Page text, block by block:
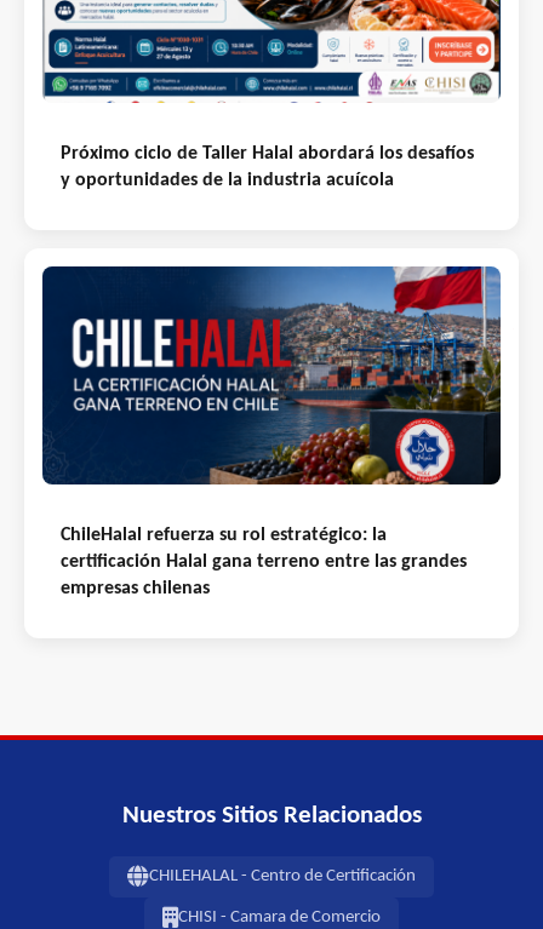
Próximo ciclo de Taller Halal abordará los desafíos
y oportunidades de la industria acuícola
ChileHalal refuerza su rol estratégico: la
certificación Halal gana terreno entre las grandes
empresas chilenas
Nuestros Sitios Relacionados
CHILEHALAL - Centro de Certificación
CHISI - Camara de Comercio